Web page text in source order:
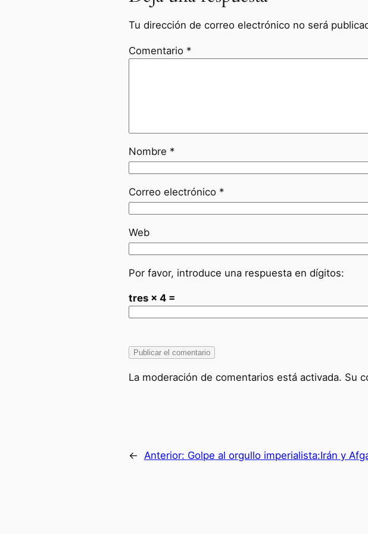
Tu dirección de correo electrónico no será
Comentario *
Nombre *
Correo electrónico *
Web
Por favor, introduce una respuesta en dígitos:
tres × 4 =
La moderación de comentarios está activada. Su
← Anterior: Golpe al orgullo imperialista:Irán y